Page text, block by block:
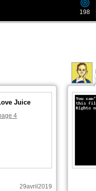
198
Juice
4
29avril2019